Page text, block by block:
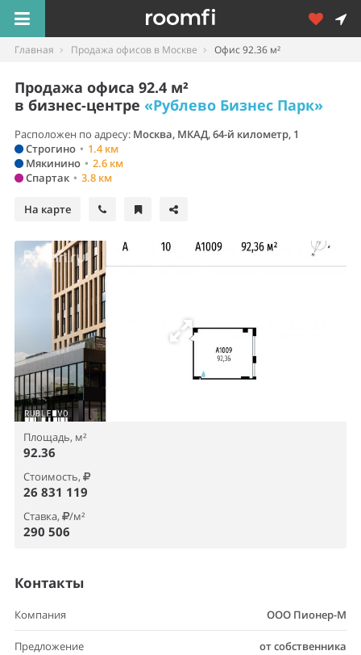
Главная Продажа офисов в Москве Офис 92.36 м²
Продажа офиса 92.4 м²
в бизнес-центре «Рублево Бизнес Парк»
Расположен по адресу: Москва, МКАД, 64-й километр, 1
Строгино • 1.4 км
Мякинино • 2.6 км
Спартак • 3.8 км
На карте
Площадь, м²
92.36
Стоимость,
26 831 119
Ставка, /м²
290 506
Контакты
Компания ООО Пионер-М
Предложение от собственника